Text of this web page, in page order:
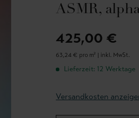
ASMR,
425,00 €
63,24 € pro m² | inkl. MwSt.
Lieferzeit: 12 Werktage
Versandkosten